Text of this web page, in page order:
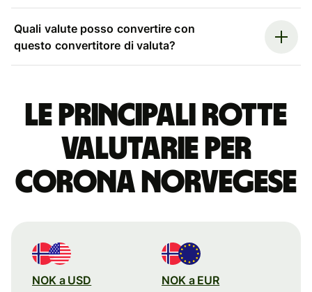
Quali valute posso convertire con
questo convertitore di valuta?
Le principali rotte
valutarie per
corona norvegese
NOK a USD NOK a EUR